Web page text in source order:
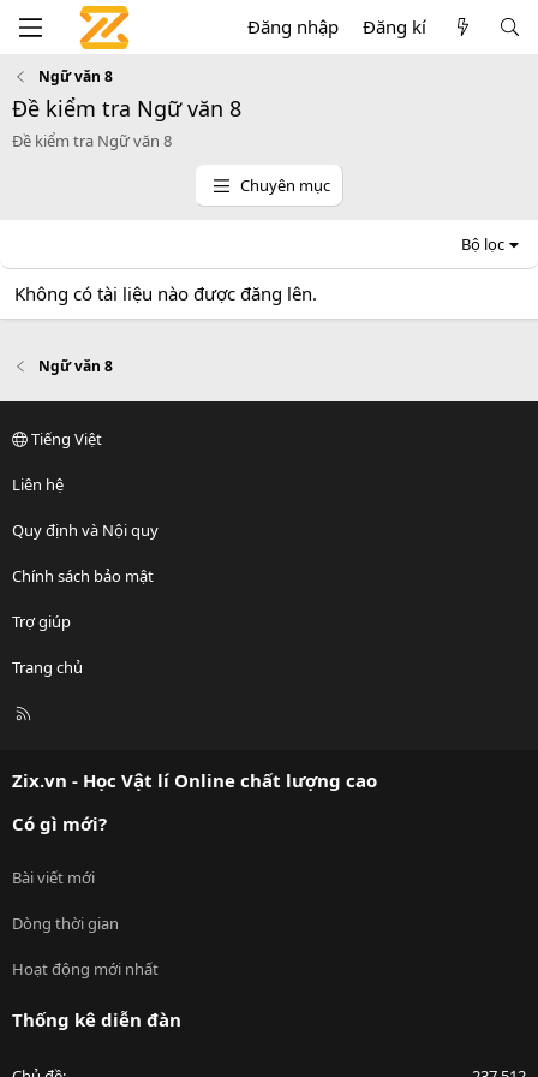
Đăng nhập Đăng kí
Ngữ văn 8
Đề kiểm tra Ngữ văn 8
Đề kiểm tra Ngữ văn 8
Chuyên mục
Bộ lọc
Không có tài liệu nào được đăng lên.
Ngữ văn 8
Tiếng Việt
Liên hệ
Quy định và Nội quy
Chính sách bảo mật
Trợ giúp
Trang chủ
R
Zix.vn - Học Vật lí Online chất lượng cao
Có gì mới?
Bài viết mới
Dòng thời gian
Hoạt động mới nhất
Thống kê diễn đàn